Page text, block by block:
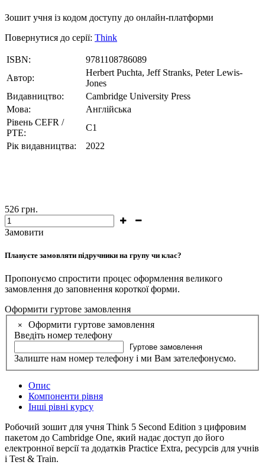
Зошит учня із кодом доступу до онлайн-платформи
Повернутися до серії: Think
ISBN:
9781108786089
Автор:
Herbert Puchta, Jeff Stranks, Peter Lewis-
Jones
Видавництво:
Cambridge University Press
Мова:
Англійська
Рівень CEFR /
PTE:
C1
Рік видавництва:
2022
526 грн.
Замовити
Плануєте замовляти підручники на групу чи клас?
Пропонуємо спростити процес оформлення великого
замовлення до заповнення короткої форми.
Оформити гуртове замовлення
×
Оформити гуртове замовлення
Введіть номер телефону
Гуртове замовлення
Залиште нам номер телефону і ми Вам зателефонуємо.
Опис
Компоненти рівня
Інші рівні курсу
Робочий зошит для учня Think 5 Second Edition з цифровим
пакетом до Cambridge One, який надає доступ до його
електронної версії та додатків Practice Extra, ресурсів для учнів
і Test & Train.